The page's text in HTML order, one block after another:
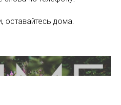
оставайтесь дома.